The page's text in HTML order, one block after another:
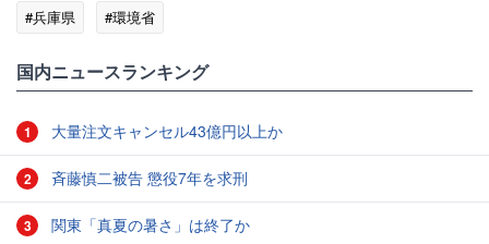
#兵庫県
#環境省
国内ニュースランキング
1 大量注文キャンセル43億円以上か
2 斉藤慎二被告 懲役7年を求刑
3 関東「真夏の暑さ」は終了か